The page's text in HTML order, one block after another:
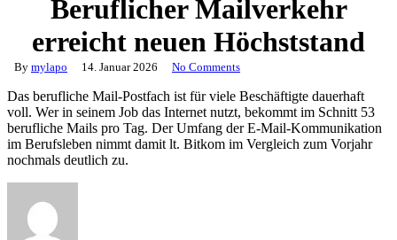
Beruflicher Mailverkehr
erreicht neuen Höchststand
By mylapo 14. Januar 2026 No Comments
Das berufliche Mail-Postfach ist für viele Beschäftigte dauerhaft
voll. Wer in seinem Job das Internet nutzt, bekommt im Schnitt 53
berufliche Mails pro Tag. Der Umfang der E-Mail-Kommunikation
im Berufsleben nimmt damit lt. Bitkom im Vergleich zum Vorjahr
nochmals deutlich zu.